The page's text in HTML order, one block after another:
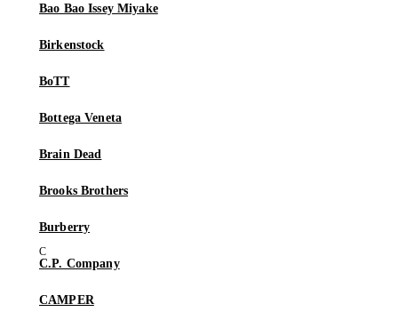
Bao Bao Issey Miyake
Birkenstock
BoTT
Bottega Veneta
Brain Dead
Brooks Brothers
Burberry
C.P. Company
CAMPER